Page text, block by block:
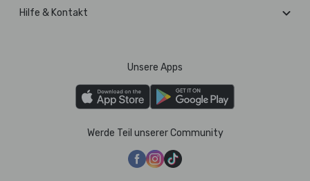
Hilfe & Kontakt
Unsere Apps
Werde Teil unserer Community